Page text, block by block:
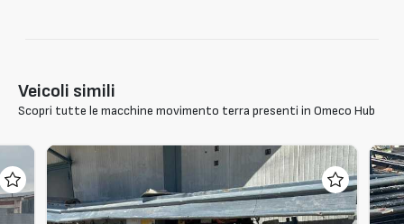
Veicoli simili
Scopri tutte le macchine movimento terra presenti in Omeco Hub